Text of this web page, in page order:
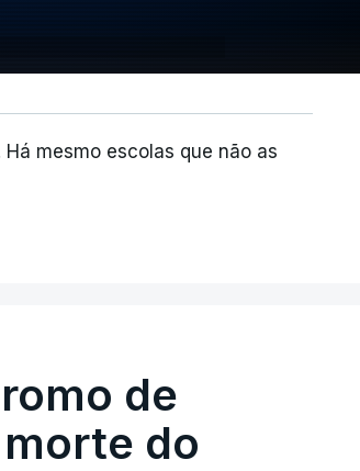
mesmo escolas que não as
de
do